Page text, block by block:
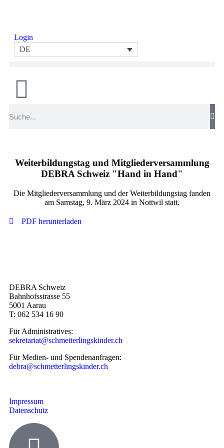
Login
DE
Weiterbildungstag und Mitgliederversammlung
DEBRA Schweiz "Hand in Hand"
Die Mitgliederversammlung und der Weiterbildungstag fanden
am Samstag, 9. März 2024 in Nottwil statt.
PDF herunterladen
DEBRA Schweiz
Bahnhofsstrasse 55
5001 Aarau
T: 062 534 16 90
Für Administratives:
sekretariat@schmetterlingskinder.ch
Für Medien- und Spendenanfragen:
debra@schmetterlingskinder.ch
Impressum
Datenschutz